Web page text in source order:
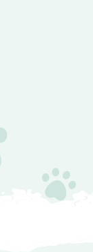
på kartan
på kartan